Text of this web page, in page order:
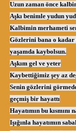
Uzun zaman önce
Aşkı benimle yudun
Kalbimin merhameti
Gözlerini bana o
yaşamda kaybolsun.
Aşkım gel ve yeter
Kaybettiğimiz şey az
Senin gözlerini
geçmiş bir hayattı
Hayatımın bu kısmını
Işığınla hayatımın